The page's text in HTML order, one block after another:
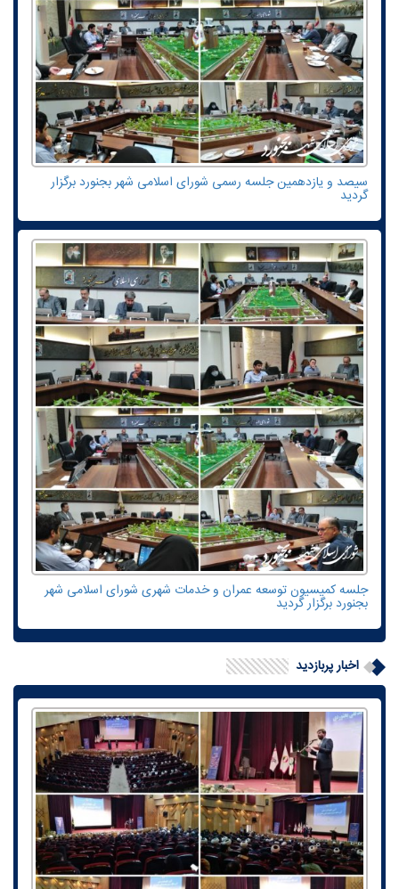
سیصد و یازدهمین جلسه رسمی شورای اسلامی شهر بجنورد برگزار
گردید
جلسه کمیسیون توسعه عمران و خدمات شهری شورای اسلامی شهر
بجنورد برگزار گردید
اخبار پربازدید